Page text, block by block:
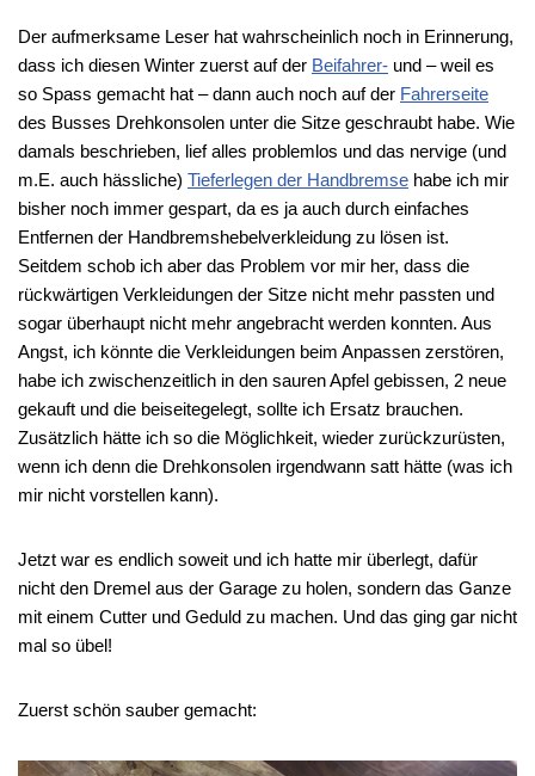
Der aufmerksame Leser hat wahrscheinlich noch in Erinnerung,
dass ich diesen Winter zuerst auf der Beifahrer- und – weil es
so Spass gemacht hat – dann auch noch auf der Fahrerseite
des Busses Drehkonsolen unter die Sitze geschraubt habe. Wie
damals beschrieben, lief alles problemlos und das nervige (und
m.E. auch hässliche) Tieferlegen der Handbremse habe ich mir
bisher noch immer gespart, da es ja auch durch einfaches
Entfernen der Handbremshebelverkleidung zu lösen ist.
Seitdem schob ich aber das Problem vor mir her, dass die
rückwärtigen Verkleidungen der Sitze nicht mehr passten und
sogar überhaupt nicht mehr angebracht werden konnten. Aus
Angst, ich könnte die Verkleidungen beim Anpassen zerstören,
habe ich zwischenzeitlich in den sauren Apfel gebissen, 2 neue
gekauft und die beiseitegelegt, sollte ich Ersatz brauchen.
Zusätzlich hätte ich so die Möglichkeit, wieder zurückzurüsten,
wenn ich denn die Drehkonsolen irgendwann satt hätte (was ich
mir nicht vorstellen kann).
Jetzt war es endlich soweit und ich hatte mir überlegt, dafür
nicht den Dremel aus der Garage zu holen, sondern das Ganze
mit einem Cutter und Geduld zu machen. Und das ging gar nicht
mal so übel!
Zuerst schön sauber gemacht: